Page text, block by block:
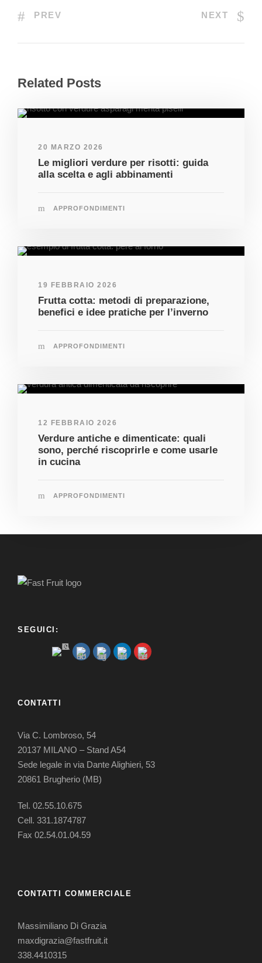
PREV NEXT
Related Posts
20 MARZO 2026
Le migliori verdure per risotti: guida
alla scelta e agli abbinamenti
APPROFONDIMENTI
19 FEBBRAIO 2026
Frutta cotta: metodi di preparazione,
benefici e idee pratiche per l’inverno
APPROFONDIMENTI
12 FEBBRAIO 2026
Verdure antiche e dimenticate: quali
sono, perché riscoprirle e come usarle
in cucina
APPROFONDIMENTI
SEGUICI:
CONTATTI
Via C. Lombroso, 54
20137 MILANO – Stand A54
Sede legale in via Dante Alighieri, 53
20861 Brugherio (MB)
Tel. 02.55.10.675
Cell. 331.1874787
Fax 02.54.01.04.59
CONTATTI COMMERCIALE
Massimiliano Di Grazia
maxdigrazia@fastfruit.it
338.4410315